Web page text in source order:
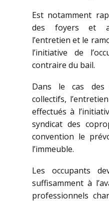
Est notamment
des foyers et
l’entretien et le
l’initiative de
contraire du bail.
Dans le cas des
collectifs,
effectués à
syndicat des
convention le
l’immeuble.
Les occupants
suffisamment à
professionnels